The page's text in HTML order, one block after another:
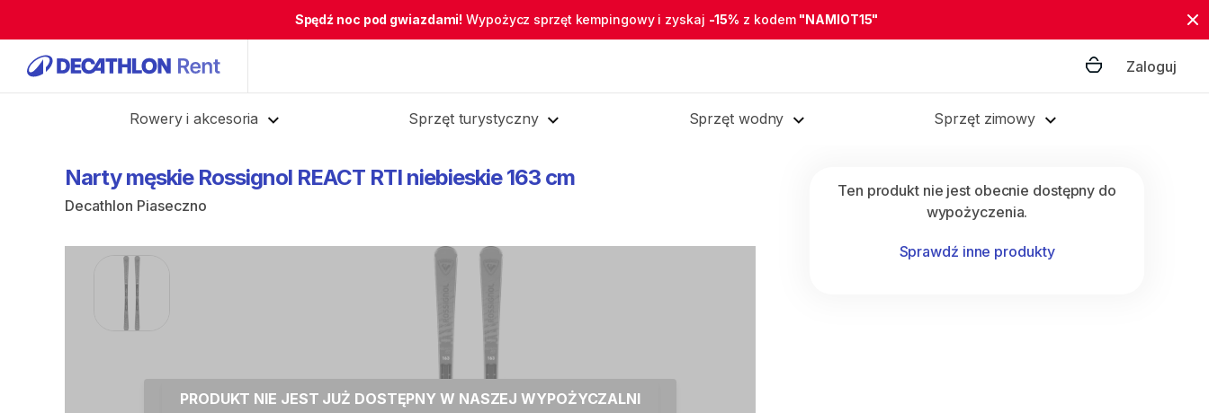
Spędź noc pod gwiazdami! Wypożycz sprzęt kempingowy i zyskaj -15% z kodem "NAMIOT15"
Zaloguj
Rowery i akcesoria Sprzęt turystyczny Sprzęt wodny Sprzęt zimowy
Narty męskie Rossignol REACT RTI niebieskie 163 cm
Decathlon Piaseczno
PRODUKT NIE JEST JUŻ DOSTĘPNY W NASZEJ WYPOŻYCZALNI
Ten produkt nie jest obecnie dostępny do
wypożyczenia.
Sprawdź inne produkty